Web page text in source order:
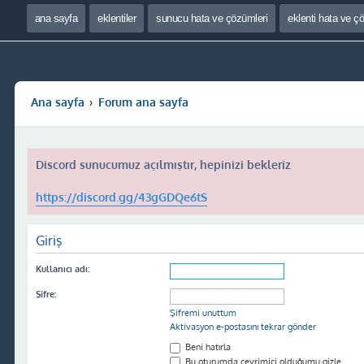
ana sayfa eklentiler sunucu hata ve çözümleri eklenti hata ve
Ana sayfa Forum ana sayfa
Discord sunucumuz açılmıştır, hepinizi bekleriz
https://discord.gg/43gGDQe6tS
Giriş
Kullanıcı adı:
Şifre:
Şifremi unuttum
Aktivasyon e-postasını tekrar gönder
Beni hatırla
Bu oturumda çevrimiçi olduğumu gizle